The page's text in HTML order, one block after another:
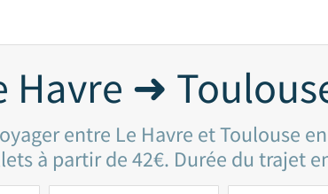
Havre ➜
entre Le Havre et Toulouse
à partir de 42€. Durée du trajet